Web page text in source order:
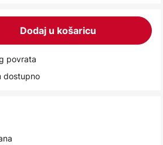
Dodaj u košaricu
povrata
dostupno